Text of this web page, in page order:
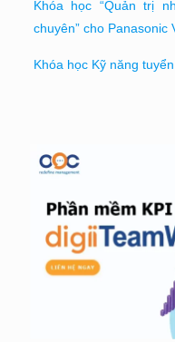
Khóa học “Quản trị
chuyên” cho Panasonic
Khóa học Kỹ năng